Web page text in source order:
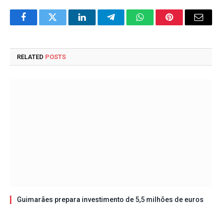
FacebookTwitter LinkedInTelegramWhatsAppPinterestEmail
RELATED POSTS
Guimarães prepara investimento de 5,5 milhões de euros